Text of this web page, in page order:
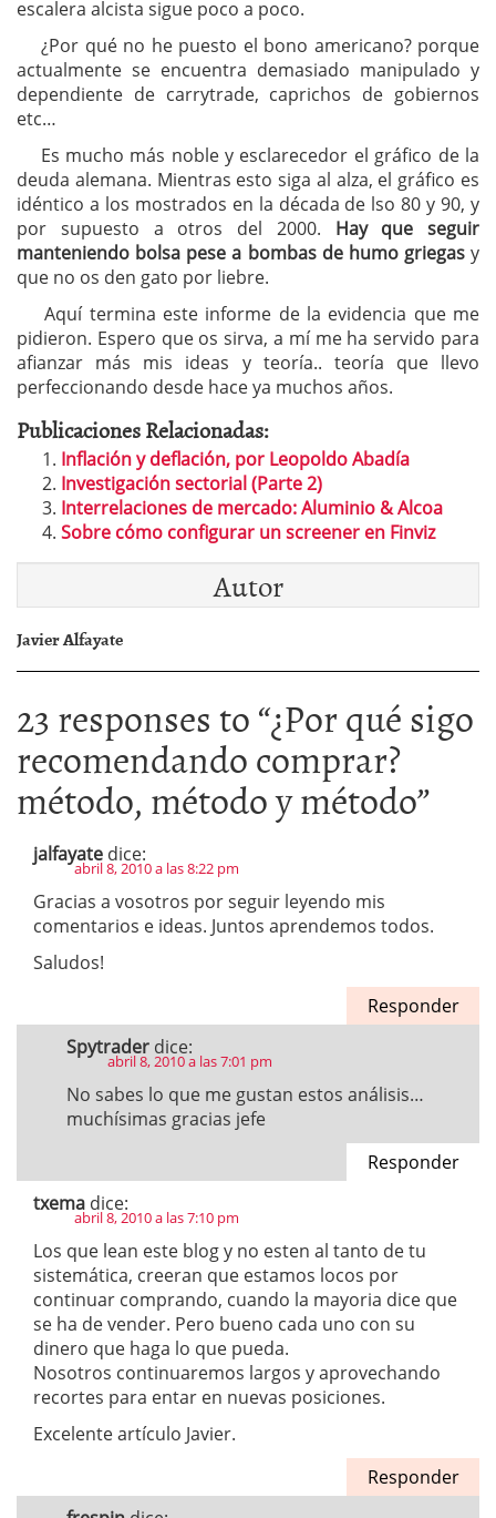
escalera alcista sigue poco a poco.
¿Por qué no he puesto el bono americano? porque
actualmente se encuentra demasiado manipulado y
dependiente de carrytrade, caprichos de gobiernos
etc…
Es mucho más noble y esclarecedor el gráfico de la
deuda alemana. Mientras esto siga al alza, el gráfico es
idéntico a los mostrados en la década de lso 80 y 90, y
por supuesto a otros del 2000. Hay que seguir
manteniendo bolsa pese a bombas de humo griegasy
que no os den gato por liebre.
Aquí termina este informe de la evidencia que me
pidieron. Espero que os sirva, a mí me ha servido para
afianzar más mis ideas y teoría.. teoría que llevo
perfeccionando desde hace ya muchos años.
Publicaciones Relacionadas:
Inflación y deflación, por Leopoldo Abadía
Investigación sectorial (Parte 2)
Interrelaciones de mercado: Aluminio & Alcoa
Sobre cómo configurar un screener en Finviz
Autor
Javier Alfayate
23 responses to “¿Por qué sigo
recomendando comprar?
método, método y método”
jalfayate dice:
abril 8, 2010 a las 8:22 pm
Gracias a vosotros por seguir leyendo mis
comentarios e ideas. Juntos aprendemos todos.
Saludos!
Responder
Spytrader dice:
abril 8, 2010 a las 7:01 pm
No sabes lo que me gustan estos análisis…
muchísimas gracias jefe
Responder
txema dice:
abril 8, 2010 a las 7:10 pm
Los que lean este blog y no esten al tanto de tu
sistemática, creeran que estamos locos por
continuar comprando, cuando la mayoria dice que
se ha de vender. Pero bueno cada uno con su
dinero que haga lo que pueda.
Nosotros continuaremos largos y aprovechando
recortes para entar en nuevas posiciones.
Excelente artículo Javier.
Responder